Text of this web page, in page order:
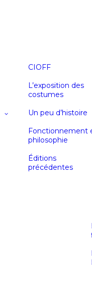
CIOFF
L’exposition des
costumes
Un peu d’histoire
Fonctionnement
philosophie
Éditions
précédentes